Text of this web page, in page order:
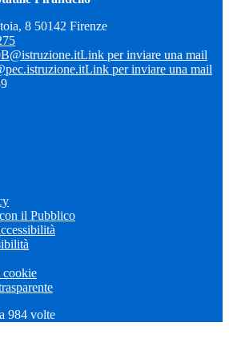
8 50142 Firenze
Link per inviare una mail
Link per inviare una mail
il Pubblico
cookie
984 volte